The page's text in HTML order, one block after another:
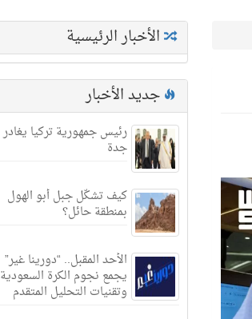
الأخبار الرئيسية
جديد الأخبار
رئيس جمهورية تركيا يغادر
جدة
كيف تشكّل جبل أبو الهول
بمنطقة حائل؟
الأحد المقبل.. “دورينا غير”
يجمع نجوم الكرة السعودية
وتقنيات التحليل المتقدم